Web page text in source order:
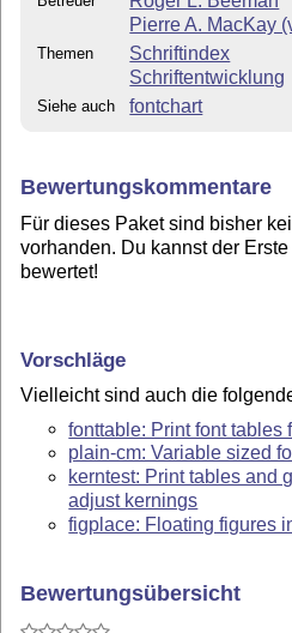
Pierre A. MacKay
Themen
Schriftindex
Schriftentwicklung
Siehe auch fontchart
Bewertungskommentare
Für dieses Paket sind bisher
vorhanden. Du kannst der
bewertet!
Vorschläge
Vielleicht sind auch die
fonttable: Print font tables
plain-cm: Variable sized
kerntest: Print tables and
adjust kernings
figplace: Floating figures
Bewertungsübersicht